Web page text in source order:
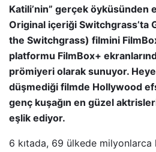
Katili’nin” gerçek öyküsünden
Original içeriği Switchgrass’ta
the Switchgrass) filmini
platformu FilmBox+
prömiyeri olarak sunuyor.
düşmediği filmde Hollywood
genç kuşağın en güzel
eşlik ediyor.
6 kıtada, 69 ülkede